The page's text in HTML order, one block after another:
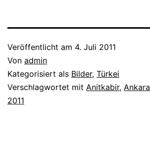
Veröffentlicht am 4. Juli 2011
Von admin
Kategorisiert als Bilder, Türkei
Verschlagwortet mit Anitkabir, Ankara
2011